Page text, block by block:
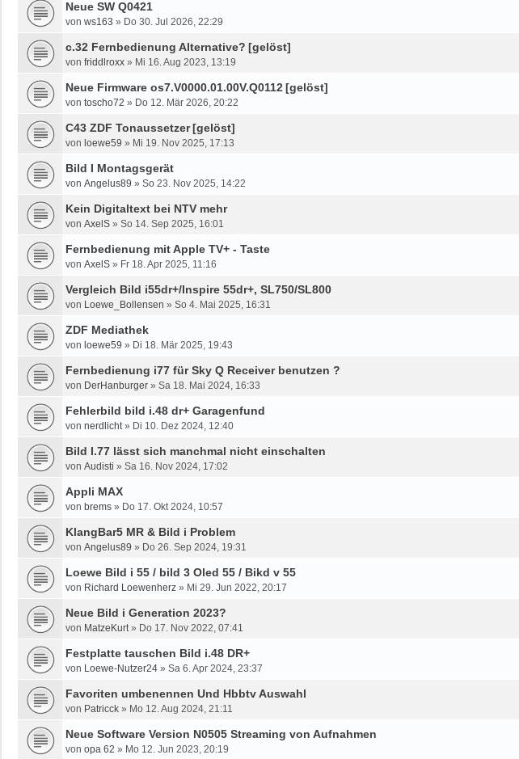
Neue SW Q0421
von ws163 » Do 30. Jul 2026, 22:29
c.32 Fernbedienung Alternative? [gelöst]
von friddlroxx » Mi 16. Aug 2023, 13:19
Neue Firmware os7.V0000.01.00V.Q0112[gelöst]
von toscho72 » Do 12. Mär 2026, 20:22
C43 ZDF Tonaussetzer[gelöst]
von loewe59 » Mi 19. Nov 2025, 17:13
Bild I Montagsgerät
von Angelus89 » So 23. Nov 2025, 14:22
Kein Digitaltext bei NTV mehr
von AxelS » So 14. Sep 2025, 16:01
Fernbedienung mit Apple TV+ - Taste
von AxelS » Fr 18. Apr 2025, 11:16
Vergleich Bild i55dr+/Inspire 55dr+, SL750/SL800
von Loewe_Bollensen » So 4. Mai 2025, 16:31
ZDF Mediathek
von loewe59 » Di 18. Mär 2025, 19:43
Fernbedienung i77 für Sky Q Receiver benutzen ?
von DerHanburger » Sa 18. Mai 2024, 16:33
Fehlerbild bild i.48 dr+ Garagenfund
von nerdlicht» Di 10. Dez 2024, 12:40
Bild I.77 lässt sich manchmal nicht einschalten
von Audisti » Sa 16. Nov 2024, 17:02
Appli MAX
von brems » Do 17. Okt 2024, 10:57
KlangBar5 MR & Bild i Problem
von Angelus89 » Do 26. Sep 2024, 19:31
Loewe Bild i 55 / bild 3 Oled 55 / Bikd v 55
von Richard Loewenherz » Mi 29. Jun 2022, 20:17
Neue Bild i Generation 2023?
von MatzeKurt» Do 17. Nov 2022, 07:41
Festplatte tauschen Bild i.48 DR+
von Loewe-Nutzer24 » Sa 6. Apr 2024, 23:37
Favoriten umbenennen Und Hbbtv Auswahl
von Patricck » Mo 12. Aug 2024, 21:11
Neue Software Version N0505 Streaming von Aufnahmen
von opa 62 » Mo 12. Jun 2023, 20:19